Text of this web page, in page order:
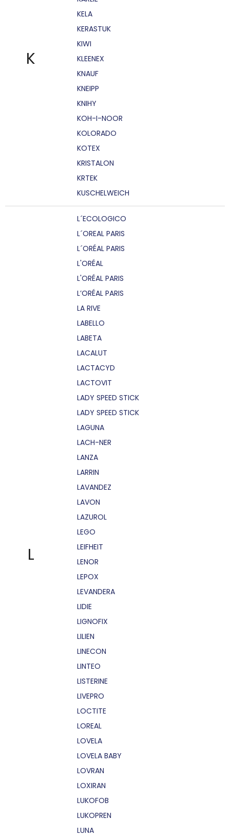
K
KELA
KERASTUK
KIWI
KLEENEX
KNAUF
KNEIPP
KNIHY
KOH-I-NOOR
KOLORADO
KOTEX
KRISTALON
KRTEK
KUSCHELWEICH
L
L´ECOLOGICO
L´OREAL PARIS
L´ORÉAL PARIS
L'ORÉAL
L'ORÉAL PARIS
L’ORÉAL PARIS
LA RIVE
LABELLO
LABETA
LACALUT
LACTACYD
LACTOVIT
LADY SPEED STICK
LADY SPEED STICK
LAGUNA
LACH-NER
LANZA
LARRIN
LAVANDEZ
LAVON
LAZUROL
LEGO
LEIFHEIT
LENOR
LEPOX
LEVANDERA
LIDIE
LIGNOFIX
LILIEN
LINECON
LINTEO
LISTERINE
LIVEPRO
LOCTITE
LOREAL
LOVELA
LOVELA BABY
LOVRAN
LOXIRAN
LUKOFOB
LUKOPREN
LUNA